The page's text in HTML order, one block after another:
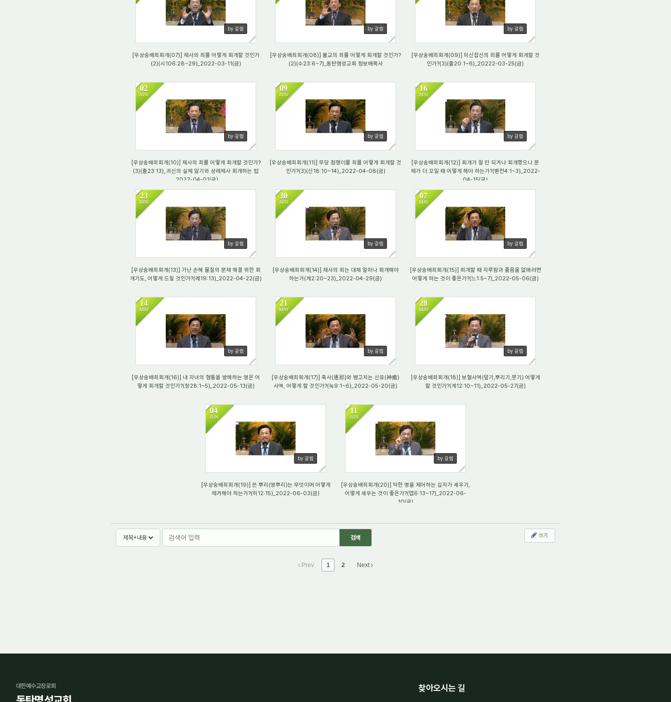
by 갈렙
767
[우상숭배죄회개(07)] 제사의 죄를 어떻게 회개할 것인가
(2)(시106:28~29)_2022-03-11(금)
by 갈렙
787
[우상숭배죄회개(08)] 불교의 죄를 어떻게 회개할 것인가?
(2)(수23:6~7)_동탄명성교회 정보배목사
by 갈렙
742
[우상숭배죄회개(09)] 미신잡신의 죄를 어떻게 회개할 것
인가?(3)(출20:1~6)_20222-03-25(금)
02
APR
by 갈렙
731
[우상숭배죄회개(10)] 제사의 죄를 어떻게 회개할 것인가?
(3)(출23:13)_귀신의 실체 알기와 상례제사 회개하는 법
_2022-04-01(금)
09
APR
by 갈렙
934
[우상숭배죄회개(11)] 무당 점쟁이를 죄를 어떻게 회개할 것
인가?(3)(신18:10~14)_2022-04-08(금)
16
APR
by 갈렙
1361
[우상숭배죄회개(12)] 회개가 잘 안 되거나 회개했으나 문
제가 더 꼬일 때 어떻게 해야 하는가?(벧전4:1~3)_2022-
04-15(금)
23
APR
by 갈렙
752
[우상숭배죄회개(13)] 가난 손해 물질의 문제 해결 위한 회
개기도, 어떻게 드릴 것인가?(레19:13)_2022-04-22(금)
30
APR
by 갈렙
852
[우상숭배죄회개(14)] 제사의 죄는 대체 얼마나 회개해야
하는가(계2:20~23)_2022-04-29(금)
07
MAY
by 갈렙
753
[우상숭배죄회개(15)] 회개할 때 지루함과 졸음을 없애려면
어떻게 하는 것이 좋은가?(느1:5~7)_2022-05-06(금)
14
MAY
by 갈렙
770
[우상숭배죄회개(16)] 내 자녀의 형통을 방해하는 영은 어
떻게 회개할 것인가?(창28:1~5)_2022-05-13(금)
21
MAY
by 갈렙
658
[우상숭배죄회개(17)] 축사(逐邪)와 병고치는 신유(神癒)
사역, 어떻게 할 것인가?(눅9:1~6)_2022-05-20(금)
28
MAY
by 갈렙
854
[우상숭배죄회개(18)] 보혈사역(덮기,뿌리기,붓기) 어떻게
할 것인가?(계12:10~11)_2022-05-27(금)
04
JUN
by 갈렙
988
[우상숭배죄회개(19)] 쓴 뿌리(영뿌리)는 무엇이며 어떻게
제거해야 하는가?(히12:15)_2022-06-03(금)
11
JUN
by 갈렙
620
[우상숭배죄회개(20)] 악한 영을 제어하는 십자가 세우기,
어떻게 세우는 것이 좋은가?(엡6:13~17)_2022-06-
10(금)
쓰기
Prev 1 2 Next
대한예수교장로회 찾아오시는 길